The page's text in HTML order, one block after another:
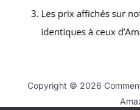
Copyright © 2026